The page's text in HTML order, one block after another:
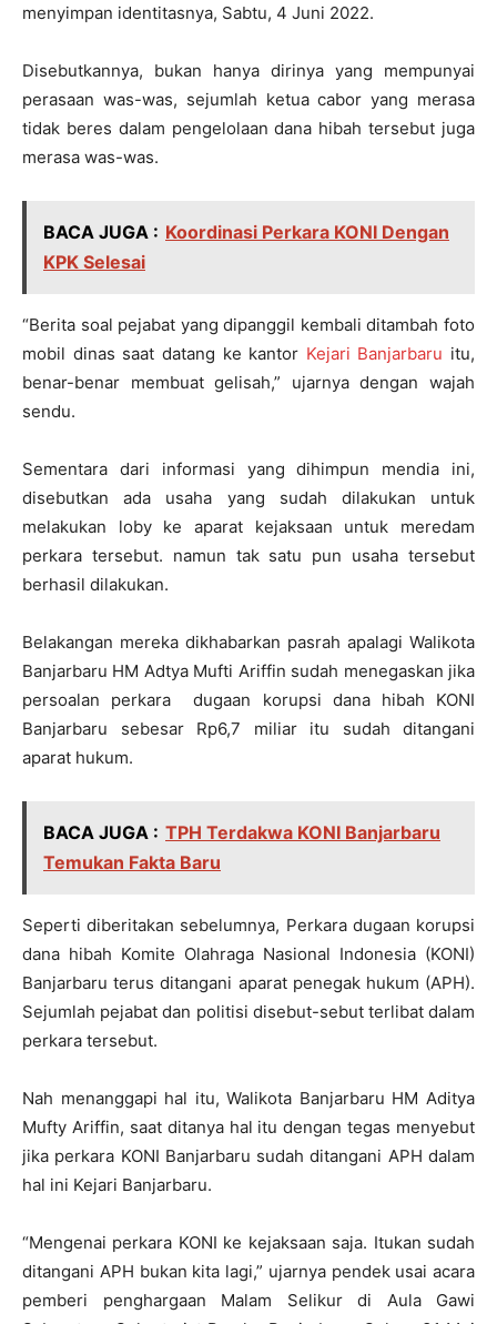
menyimpan identitasnya, Sabtu, 4 Juni 2022.
Disebutkannya, bukan hanya dirinya yang mempunyai
perasaan was-was, sejumlah ketua cabor yang merasa
tidak beres dalam pengelolaan dana hibah tersebut juga
merasa was-was.
BACA JUGA : Koordinasi Perkara KONI Dengan
KPK Selesai
“Berita soal pejabat yang dipanggil kembali ditambah foto
mobil dinas saat datang ke kantor Kejari Banjarbaru itu,
benar-benar membuat gelisah,” ujarnya dengan wajah
sendu.
Sementara dari informasi yang dihimpun mendia ini,
disebutkan ada usaha yang sudah dilakukan untuk
melakukan loby ke aparat kejaksaan untuk meredam
perkara tersebut. namun tak satu pun usaha tersebut
berhasil dilakukan.
Belakangan mereka dikhabarkan pasrah apalagi Walikota
Banjarbaru HM Adtya Mufti Ariffin sudah menegaskan jika
persoalan perkara dugaan korupsi dana hibah KONI
Banjarbaru sebesar Rp6,7 miliar itu sudah ditangani
aparat hukum.
BACA JUGA : TPH Terdakwa KONI Banjarbaru
Temukan Fakta Baru
Seperti diberitakan sebelumnya, Perkara dugaan korupsi
dana hibah Komite Olahraga Nasional Indonesia (KONI)
Banjarbaru terus ditangani aparat penegak hukum (APH).
Sejumlah pejabat dan politisi disebut-sebut terlibat dalam
perkara tersebut.
Nah menanggapi hal itu, Walikota Banjarbaru HM Aditya
Mufty Ariffin, saat ditanya hal itu dengan tegas menyebut
jika perkara KONI Banjarbaru sudah ditangani APH dalam
hal ini Kejari Banjarbaru.
“Mengenai perkara KONI ke kejaksaan saja. Itukan sudah
ditangani APH bukan kita lagi,” ujarnya pendek usai acara
pemberi penghargaan Malam Selikur di Aula Gawi